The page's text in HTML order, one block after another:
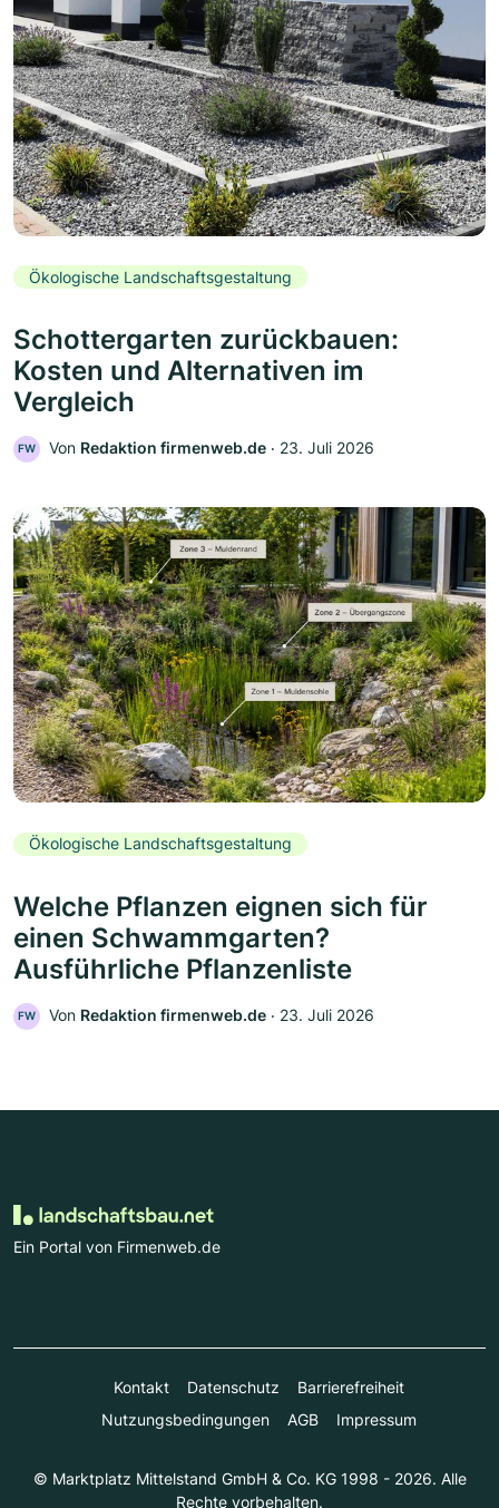
Ökologische Landschaftsgestaltung
Schottergarten zurückbauen:
Kosten und Alternativen im
Vergleich
FW Von Redaktion firmenweb.de ‧ 23. Juli 2026
Ökologische Landschaftsgestaltung
Welche Pflanzen eignen sich für
einen Schwammgarten?
Ausführliche Pflanzenliste
FW Von Redaktion firmenweb.de ‧ 23. Juli 2026
Ein Portal von Firmenweb.de
Kontakt Datenschutz
Barrierefreiheit
Nutzungsbedingungen
AGB Impressum
© Marktplatz Mittelstand GmbH & Co. KG 1998 - 2026. Alle
Rechte vorbehalten.